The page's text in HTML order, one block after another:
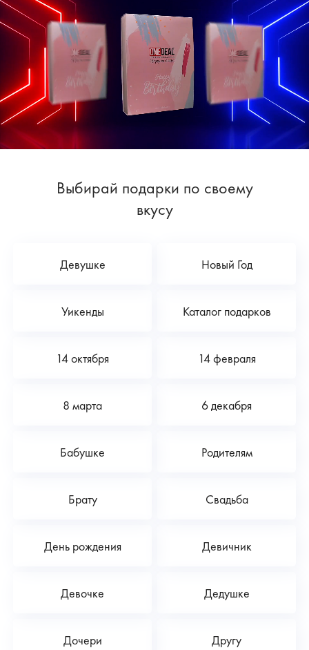
Выбирай подарки по своему
вкусу
Девушке Новый Год
Уикенды Каталог подарков
14 октября 14 февраля
8 марта 6 декабря
Бабушке Родителям
Брату Свадьба
День рождения Девичник
Девочке Дедушке
Дочери Другу